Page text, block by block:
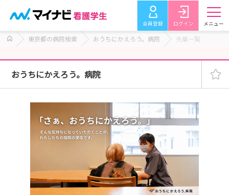
会員登録 ログイン メニュー
東京都の病院検索 おうちにかえろう。病院 先輩一覧
おうちにかえろう。病院